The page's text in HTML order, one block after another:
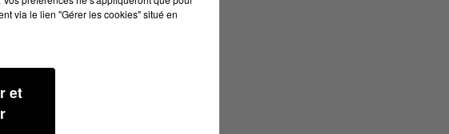
via le lien "Gérer les cookies" situé en
et